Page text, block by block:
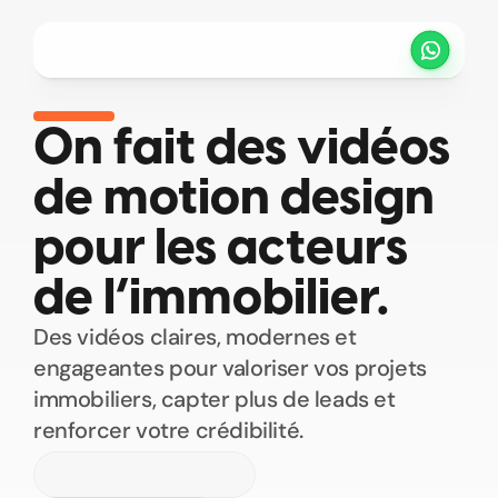
ProjetsTarifsMéthodeClients
FR
PRENDRE UN RENDEZ VOUS
On fait des vidéos
de motion design
pour les acteurs
de l’immobilier.
Des vidéos claires, modernes et
engageantes pour valoriser vos projets
immobiliers, capter plus de leads et
renforcer votre crédibilité.